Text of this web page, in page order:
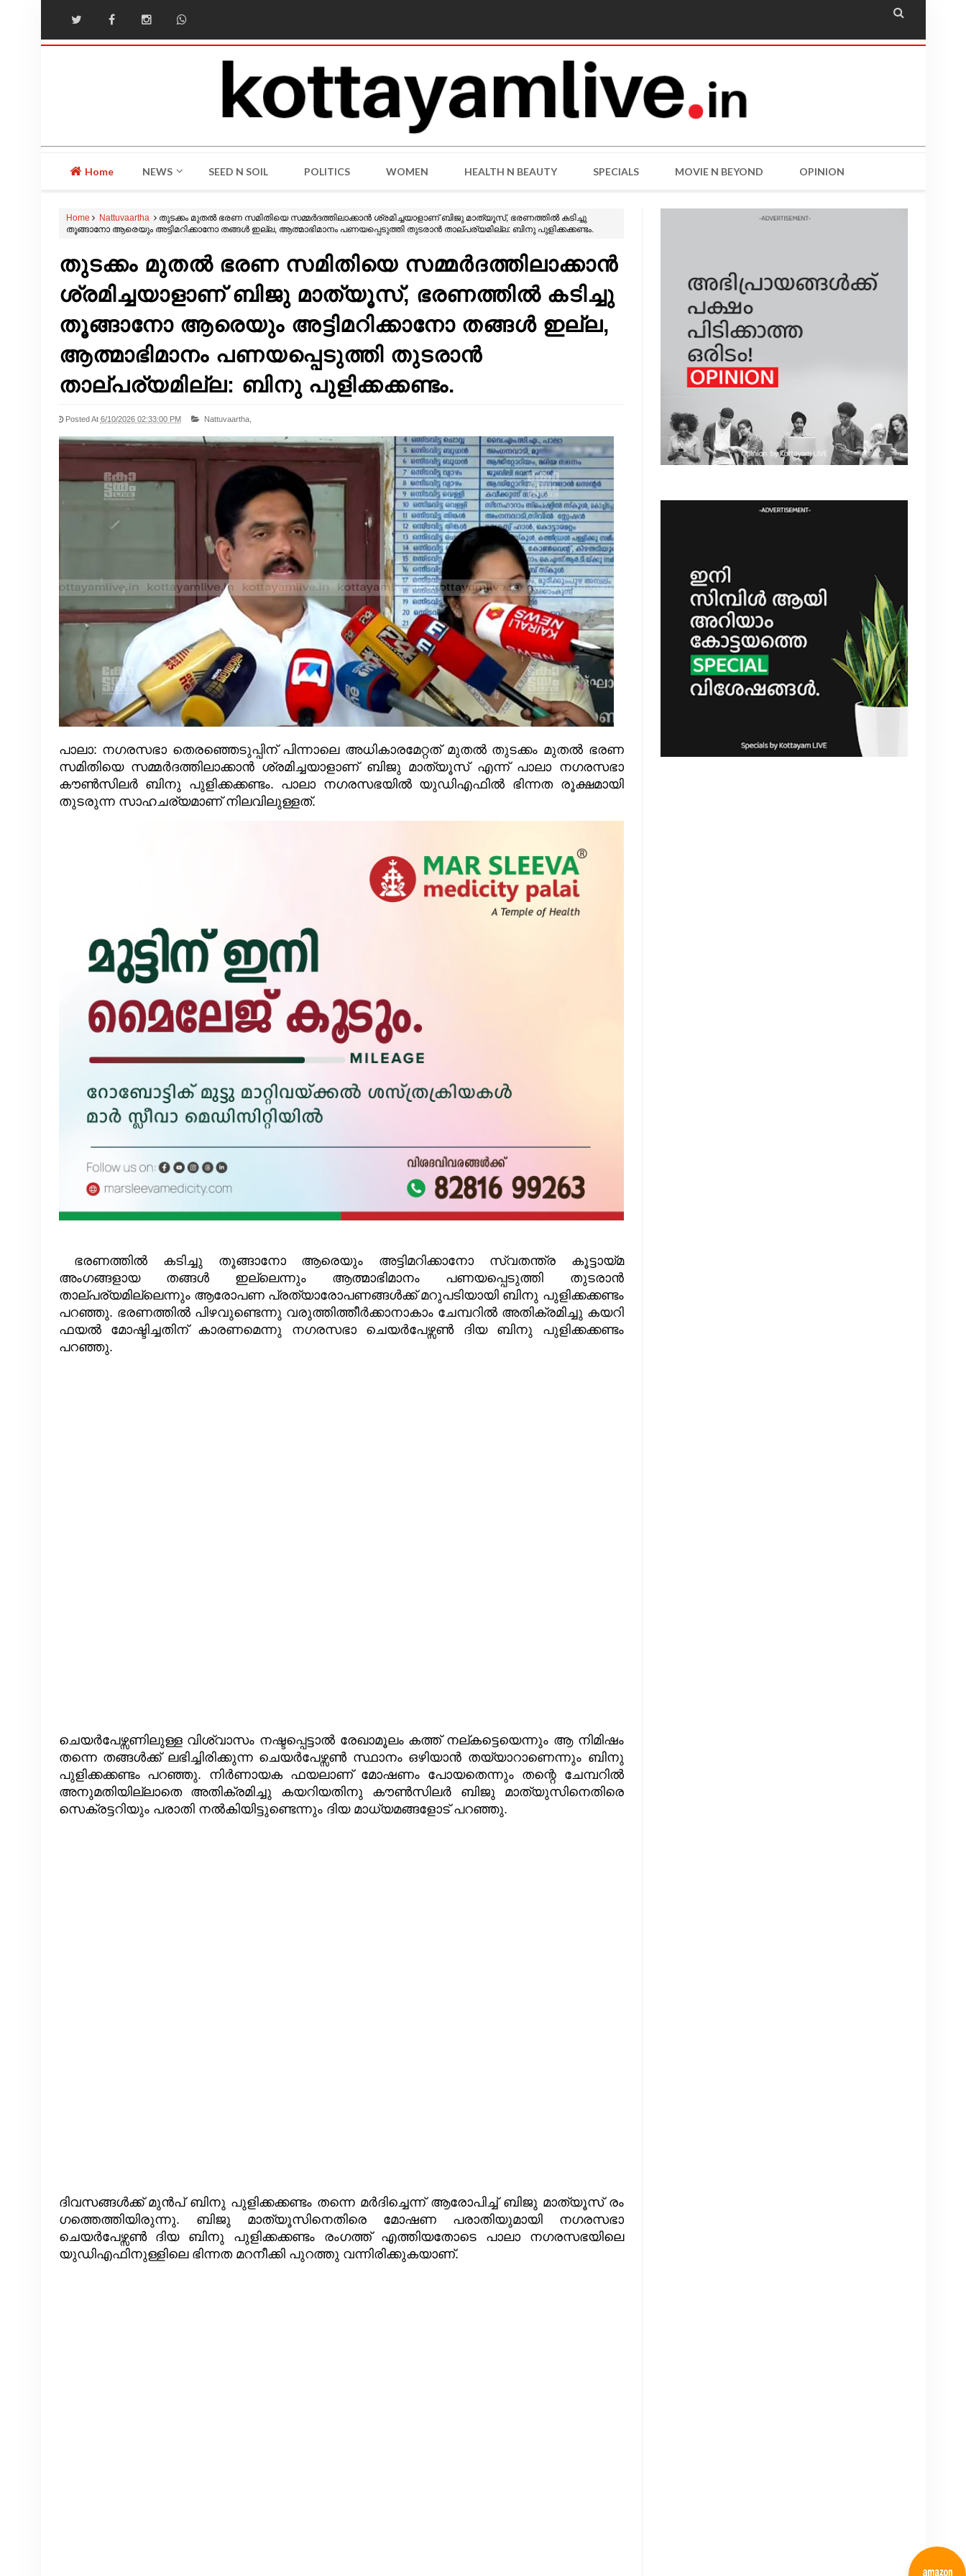

Home NEWS SEED N SOIL POLITICS WOMEN HEALTH N BEAUTY SPECIALS MOVIE N BEYOND OPINION
Home Nattuvaartha
തുടക്കം മുതൽ ഭരണ സമിതിയെ സമ്മർദത്തിലാക്കാൻ ശ്രമിച്ചയാളാണ് ബിജു മാത്യൂസ്, ഭരണത്തിൽ കടിച്ചു
തൂങ്ങാനോ ആരെയും അട്ടിമറിക്കാനോ തങ്ങൾ ഇല്ല, ആത്മാഭിമാനം പണയപ്പെടുത്തി തുടരാൻ താല്പര്യമില്ല: ബിനു പുളിക്കക്കണ്ടം.
തുടക്കം മുതൽ ഭരണ സമിതിയെ സമ്മർദത്തിലാക്കാൻ
ശ്രമിച്ചയാളാണ് ബിജു മാത്യൂസ്, ഭരണത്തിൽ കടിച്ചു
തൂങ്ങാനോ ആരെയും അട്ടിമറിക്കാനോ തങ്ങൾ ഇല്ല,
ആത്മാഭിമാനം പണയപ്പെടുത്തി തുടരാൻ
താല്പര്യമില്ല: ബിനു പുളിക്കക്കണ്ടം.
Posted At 6/10/2026 02:33:00 PM Nattuvaartha,
പാലാ: നഗരസഭാ തെരഞ്ഞെടുപ്പിന് പിന്നാലെ അധികാരമേറ്റത് മുതൽ തുടക്കം മുതൽ ഭരണ
സമിതിയെ സമ്മർദത്തിലാക്കാൻ ശ്രമിച്ചയാളാണ് ബിജു മാത്യൂസ് എന്ന് പാലാ നഗരസഭാ
കൗൺസിലർ ബിനു പുളിക്കക്കണ്ടം. പാലാ നഗരസഭയിൽ യുഡിഎഫിൽ ഭിന്നത രൂക്ഷമായി
തുടരുന്ന സാഹചര്യമാണ് നിലവിലുള്ളത്.
ഭരണത്തിൽ കടിച്ചു തൂങ്ങാനോ ആരെയും അട്ടിമറിക്കാനോ സ്വതന്ത്ര കൂട്ടായ്മ
അംഗങ്ങളായ തങ്ങൾ ഇല്ലെന്നും ആത്മാഭിമാനം പണയപ്പെടുത്തി തുടരാൻ
താല്പര്യമില്ലെന്നും ആരോപണ പ്രത്യാരോപണങ്ങൾക്ക് മറുപടിയായി ബിനു പുളിക്കക്കണ്ടം
പറഞ്ഞു. ഭരണത്തിൽ പിഴവുണ്ടെന്നു വരുത്തിത്തീർക്കാനാകാം ചേമ്പറിൽ അതിക്രമിച്ചു കയറി
ഫയൽ മോഷ്ടിച്ചതിന് കാരണമെന്നു നഗരസഭാ ചെയർപേഴ്സൺ ദിയ ബിനു പുളിക്കക്കണ്ടം
പറഞ്ഞു.
ചെയർപേഴ്സണിലുള്ള വിശ്വാസം നഷ്ടപ്പെട്ടാൽ രേഖാമൂലം കത്ത് നല്കട്ടെയെന്നും ആ നിമിഷം
തന്നെ തങ്ങൾക്ക് ലഭിച്ചിരിക്കുന്ന ചെയർപേഴ്സൺ സ്ഥാനം ഒഴിയാൻ തയ്യാറാണെന്നും ബിനു
പുളിക്കക്കണ്ടം പറഞ്ഞു. നിർണായക ഫയലാണ് മോഷണം പോയതെന്നും തന്റെ ചേമ്പറിൽ
അനുമതിയില്ലാതെ അതിക്രമിച്ചു കയറിയതിനു കൗൺസിലർ ബിജു മാത്യുസിനെതിരെ
സെക്രട്ടറിയും പരാതി നൽകിയിട്ടുണ്ടെന്നും ദിയ മാധ്യമങ്ങളോട് പറഞ്ഞു.
ദിവസങ്ങൾക്ക് മുൻപ് ബിനു പുളിക്കക്കണ്ടം തന്നെ മർദിച്ചെന്ന് ആരോപിച്ച് ബിജു മാത്യൂസ് രം​
ഗത്തെത്തിയിരുന്നു. ബിജു മാത്യൂസിനെതിരെ മോഷണ പരാതിയുമായി നഗരസഭാ
ചെയർപേഴ്സൺ ദിയ ബിനു പുളിക്കക്കണ്ടം രം​ഗത്ത് എത്തിയതോടെ പാലാ നഗരസഭയിലെ
യുഡിഎഫിനുള്ളിലെ ഭിന്നത മറനീക്കി പുറത്തു വന്നിരിക്കുകയാണ്.